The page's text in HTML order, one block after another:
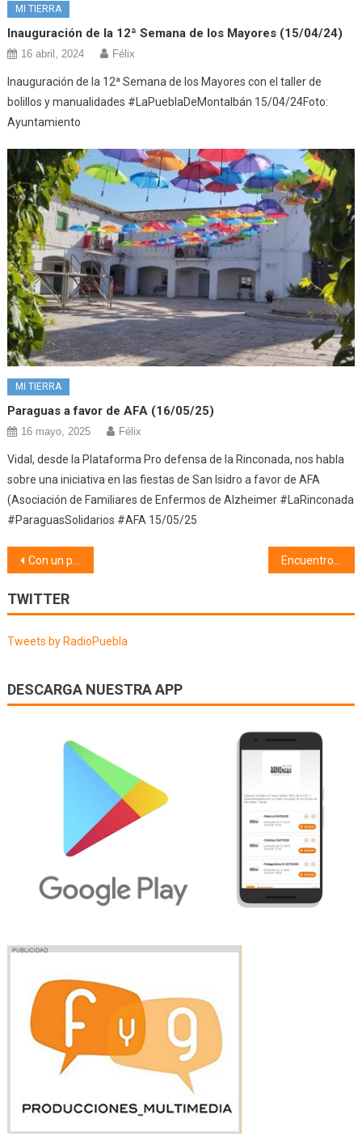
MI TIERRA
Inauguración de la 12ª Semana de los Mayores (15/04/24)
16 abril, 2024 Félix
Inauguración de la 12ª Semana de los Mayores con el taller de
bolillos y manualidades #LaPueblaDeMontalbán 15/04/24Foto:
Ayuntamiento
MI TIERRA
Paraguas a favor de AFA (16/05/25)
16 mayo, 2025 Félix
Vidal, desde la Plataforma Pro defensa de la Rinconada, nos habla
sobre una iniciativa en las fiestas de San Isidro a favor de AFA
(Asociación de Familiares de Enfermos de Alzheimer #LaRinconada
#ParaguasSolidarios #AFA 15/05/25
Navegación
de
entradas
Con un par de pelotas (17/04/20)
TWITTER
Tweets by RadioPuebla
DESCARGA NUESTRA APP